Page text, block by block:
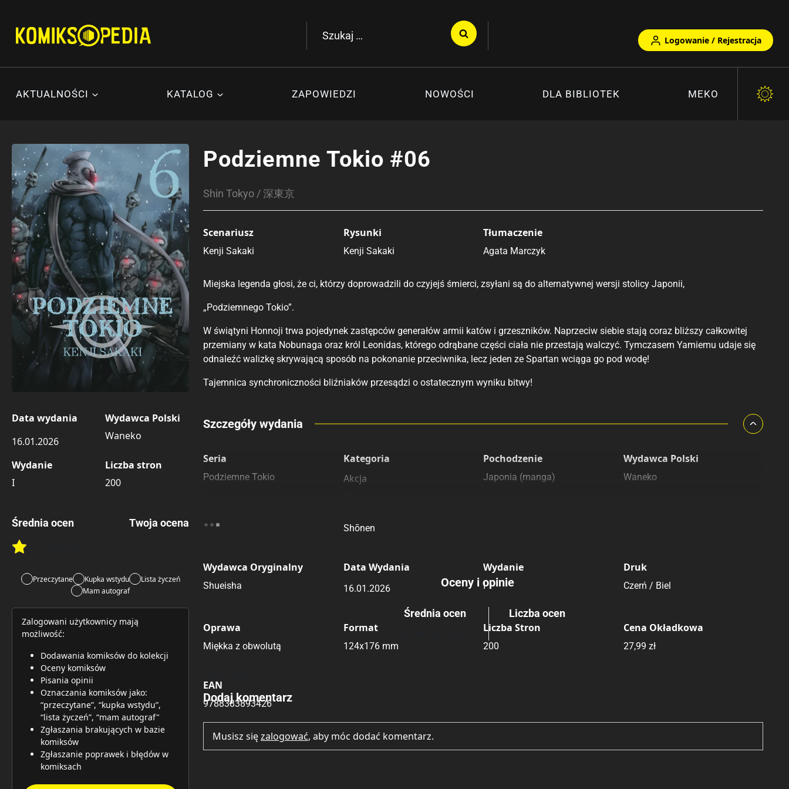
treści
Szukaj:
Logowanie / Rejestracja
AKTUALNOŚCI KATALOG ZAPOWIEDZI NOWOŚCI DLA BIBLIOTEK MEKO
Data wydania
16.01.2026
Wydawca Polski
Waneko
Wydanie
I
Liczba stron
200
Średnia ocen
Rate this item: Submit Rating
Twoja ocena
Przeczytane Kupka wstydu
Lista życzeń
Mam autograf
Zalogowani użytkownicy mają
możliwość:
Dodawania komiksów do kolekcji
Oceny komiksów
Pisania opinii
Oznaczania komiksów jako:
“przeczytane”, “kupka wstydu”,
“lista życzeń”, “mam autograf"
Zgłaszania brakujących w bazie
komiksów
Zgłaszanie poprawek i błędów w
komiksach
Podziemne Tokio #06
Shin Tokyo / 深東京
Scenariusz
Kenji Sakaki
Rysunki
Kenji Sakaki
Tłumaczenie
Agata Marczyk
Miejska legenda głosi, że ci, którzy doprowadzili do czyjejś śmierci, zsyłani są do alternatywnej wersji stolicy Japonii,
„Podziemnego Tokio”.
W świątyni Honnoji trwa pojedynek zastępców generałów armii katów i grzeszników. Naprzeciw siebie stają coraz bliższy całkowitej
przemiany w kata Nobunaga oraz król Leonidas, którego odrąbane części ciała nie przestają walczyć. Tymczasem Yamiemu udaje się
odnaleźć walizkę skrywającą sposób na pokonanie przeciwnika, lecz jeden ze Spartan wciąga go pod wodę!
Tajemnica synchroniczności bliźniaków przesądzi o ostatecznym wyniku bitwy!
Porównaj ceny
Szczegóły wydania
Seria
Podziemne Tokio
Kategoria
Akcja
Shōnen
Pochodzenie
Japonia (manga)
Wydawca Polski
Waneko
Wydawca Oryginalny
Shueisha
Data Wydania
16.01.2026
Wydanie
I
Druk
Czerń / Biel
Oprawa
Miękka z obwolutą
Format
124x176 mm
Liczba Stron
200
Cena Okładkowa
27,99 zł
EAN
9788383893426
Oceny i opinie
Średnia ocen Liczba ocen
Dodaj komentarz
Musisz sięzalogować, aby móc dodać komentarz.